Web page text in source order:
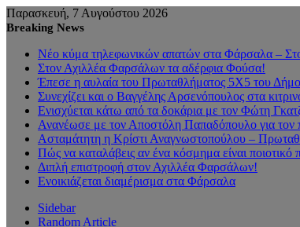
Παρασκευή, 7 Αυγούστου 2026
Breaking News
Νέο κύμα τηλεφωνικών απατών στα Φάρσαλα – Στο
Στον Αχιλλέα Φαρσάλων τα αδέρφια Φούσα!
Έπεσε η αυλαία του Πρωταθλήματος 5Χ5 του
Συνεχίζει και ο Βαγγέλης Αρσενόπουλος στα
Ενισχύεται κάτω από τα δοκάρια με τον Φώτη
Ανανέωσε με τον Αποστόλη Παπαδόπουλο για
Ασταμάτητη η Κρίστι Αναγνωστοπούλου –
Πώς να καταλάβεις αν ένα κόσμημα είναι ποιοτικό
Διπλή επιστροφή στον Αχιλλέα Φαρσάλων!
Ενοικιάζεται διαμέρισμα στα Φάρσαλα
Sidebar
Random Article